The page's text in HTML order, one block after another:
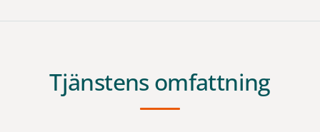
Tjänstens omfattning